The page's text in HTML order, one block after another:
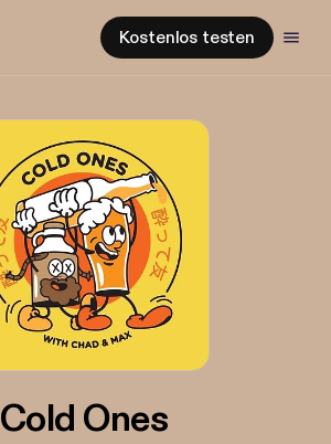
Kostenlos testen
Cold Ones